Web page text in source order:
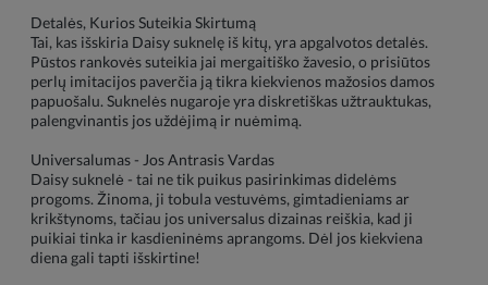
Detalės, Kurios Suteikia Skirtumą
Tai, kas išskiria Daisy suknelę iš kitų, yra apgalvotos detalės.
Pūstos rankovės suteikia jai mergaitiško žavesio, o prisiūtos
perlų imitacijos paverčia ją tikra kiekvienos mažosios damos
papuošalu. Suknelės nugaroje yra diskretiškas užtrauktukas,
palengvinantis jos uždėjimą ir nuėmimą.
Universalumas - Jos Antrasis Vardas
Daisy suknelė - tai ne tik puikus pasirinkimas didelėms
progoms. Žinoma, ji tobula vestuvėms, gimtadieniams ar
krikštynoms, tačiau jos universalus dizainas reiškia, kad ji
puikiai tinka ir kasdieninėms aprangoms. Dėl jos kiekviena
diena gali tapti išskirtine!